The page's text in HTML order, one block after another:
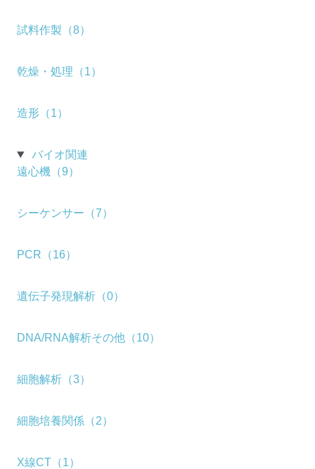
試料作製（8）
乾燥・処理（1）
造形（1）
バイオ関連
遠心機（9）
シーケンサー（7）
PCR（16）
遺伝子発現解析（0）
DNA/RNA解析その他（10）
細胞解析（3）
細胞培養関係（2）
X線CT（1）